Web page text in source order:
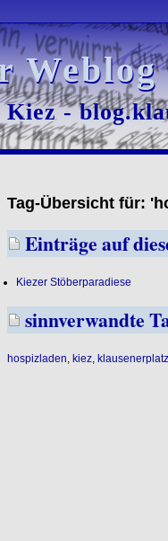
-
-
Tag-Übersicht für:
Einträge auf
Kiezer Stöberparadiese
sinnverwandte
hospizladen kiez, klausenerplatz